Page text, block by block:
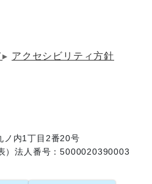
アクセシビリティ方針
ノ内1丁目2番20号
）法人番号：5000020390003